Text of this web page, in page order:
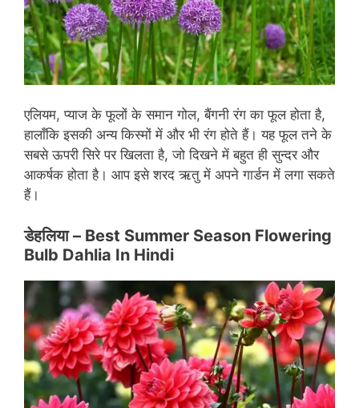
एलियम, प्याज के फूलों के समान गोल, बैंगनी रंग का फूल होता है,
हालाँकि इसकी अन्य किस्मों में और भी रंग होते हैं। यह फूल तने के
सबसे ऊपरी सिरे पर खिलता है, जो दिखने में बहुत ही सुन्दर और
आकर्षक होता है। आप इसे शरद ऋतु में अपने गार्डन में लगा सकते
हैं।
डेहलिया – Best Summer Season Flowering
Bulb Dahlia In Hindi